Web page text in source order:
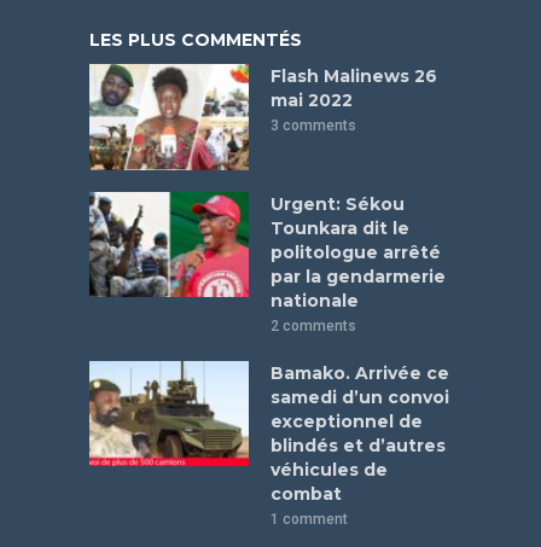
LES PLUS COMMENTÉS
Flash Malinews 26
mai 2022
3 comments
Urgent: Sékou
Tounkara dit le
politologue arrêté
par la gendarmerie
nationale
2 comments
Bamako. Arrivée ce
samedi d’un convoi
exceptionnel de
blindés et d’autres
véhicules de
combat
1 comment